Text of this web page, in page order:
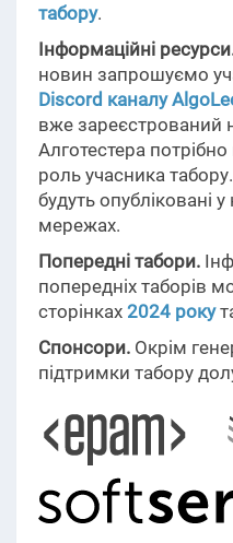
табору.
Інформаційні
новин запрошуємо
Discord каналу
вже зареєстрований
Алготестера потрібно
роль учасника
будуть опубліковані
мережах.
Попередні табори.
попередніх таборів
сторінках 2024 року
Спонсори. Окрім
підтримки табору